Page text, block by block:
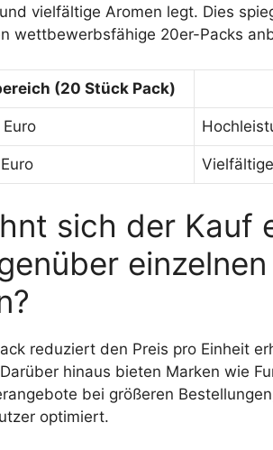
vielfältige Aromen legt. Dies
wettbewerbsfähige 20er-Packs
(20 Stück Pack)
sich der Kauf
reduziert den Preis pro Einheit
hinaus bieten Marken wie
bei größeren
optimiert.